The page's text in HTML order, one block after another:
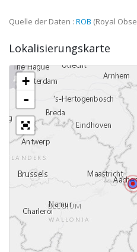
Quelle der Daten : ROB (Royal
Lokalisierungskarte
+
-